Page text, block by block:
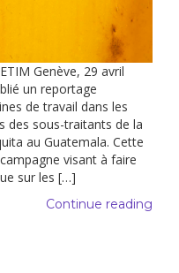
Genève, 29 avril
un reportage
de travail dans les
des sous-traitants de la
au Guatemala. Cette
visant à faire
sur les […]
Continue reading